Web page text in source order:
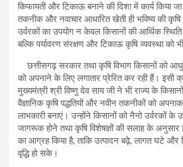
किफायती और टिकाऊ बनाने की दिशा में कार्य किया
तकनीक और नवाचार आधारित खेती ही भविष्य की
उर्वरकों का उपयोग न केवल किसानों की आर्थिक
बल्कि पर्यावरण संरक्षण और टिकाऊ कृषि व्यवस्था को भी
छत्तीसगढ़ सरकार तथा कृषि विभाग किसानों को
को अपनाने के लिए लगातार प्रेरित कर रही हैं। इसी
मुख्यमंत्री श्री विष्णु देव साय जी ने भी राज्य के
वैज्ञानिक कृषि पद्धतियों और नवीन तकनीकों को
लाभकारी बनाएं। उन्होंने किसानों को नैनो उर्वरकों के
जागरूक होने तथा कृषि विशेषज्ञों की सलाह के
का आग्रह किया है, ताकि उत्पादन बढ़े, लागत घटे और
वृद्धि हो सके।